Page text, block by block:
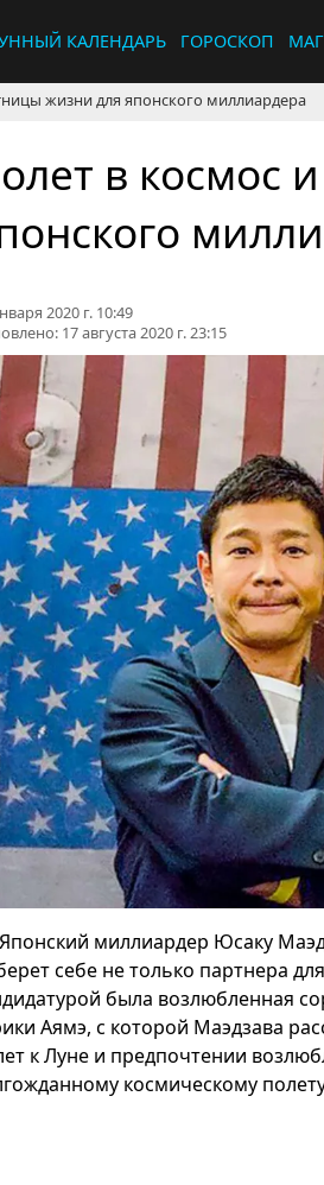
КАЛЕНДАРЬ ГОРОСКОП
жизни для японского миллиардера
в космос
2020 г. 10:49
17 августа 2020 г. 23:15
Японский миллиардер Юсаку
себе не только партнера
была возлюбленная
Аямэ, с которой Маэдзава
к Луне и предпочтении
космическому